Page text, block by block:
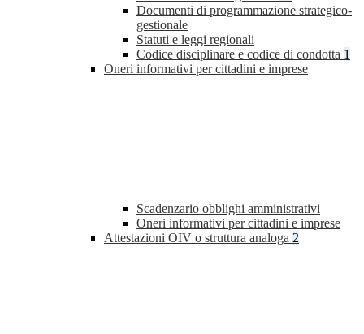
Documenti di programmazione strategico-
gestionale
Statuti e leggi regionali
Codice disciplinare e codice di condotta 1
Oneri informativi per cittadini e imprese
Scadenzario obblighi amministrativi
Oneri informativi per cittadini e imprese
Attestazioni OIV o struttura analoga 2